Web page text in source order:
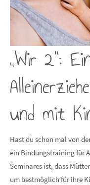
„Wir 2“:
und mit
Hast du schon mal von
ein Bindungstraining für
Seminares ist, dass
um bestmöglich für ihre